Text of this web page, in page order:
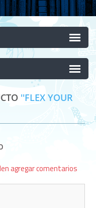
FLEX YOUR
agregar comentarios